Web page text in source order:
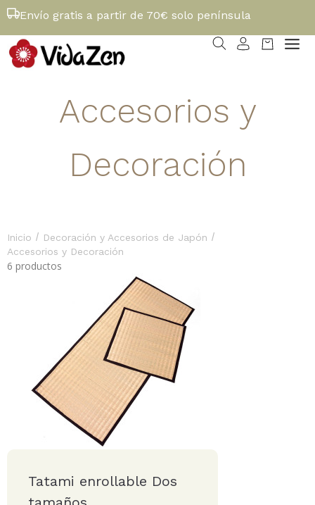
Envío gratis a partir de 70€ solo península
Accesorios y
Decoración
Inicio / Decoración y Accesorios de Japón /
Accesorios y Decoración
6 productos
Tatami enrollable Dos